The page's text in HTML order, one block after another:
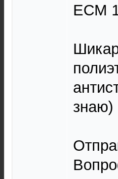
ECM
знаю)